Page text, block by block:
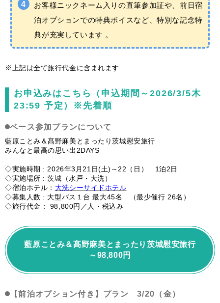
お客様ニックネーム入りの直筆参加証や、前日宿
泊オプションでの特典ボイスなど、特別な記念特
典が充実しています 。
※上記は全て旅行代金に含まれます
お申込みはこちら（申込期間～2026/3/5木
23:59 予定）※先着順
ベース参加プランについて
藍原ことみ＆髙野麻美とまったり茨城慰安旅行
みんなと最高の思い出2DAYS
◇実施時期 : 2026年3月21日(土)～22（日） 1泊2日
◇実施場所 : 茨城（水戸・大洗）
◇宿泊ホテル： 大洗シーサイドホテル
◇募集人数 : 大型バス１台 最大45名 （最少催行 26名）
◇旅行代金： 98,800円／人・税込み
藍原ことみ＆髙野麻美とまったり茨城慰安旅行
～98,800円
【前泊オプション付き】プラン 3/20（金）